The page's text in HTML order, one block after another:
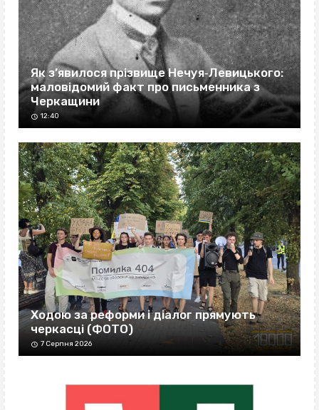
Як з’явилося прізвище Нечуя‐Левицького:
маловідомий факт про письменника з
Черкащини
12:40
Ходою за реформи і діалог прямують
черкасці (ФОТО)
7 Серпня 2026